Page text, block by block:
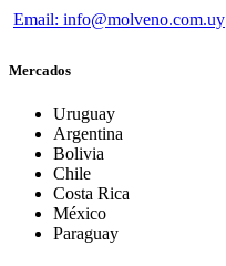
Email: info@molveno.com.uy
Mercados
Uruguay
Argentina
Bolivia
Chile
Costa Rica
México
Paraguay